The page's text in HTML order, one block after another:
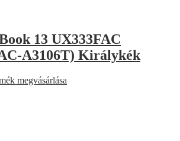
13 UX333FAC
A3106T) Királykék
megvásárlása